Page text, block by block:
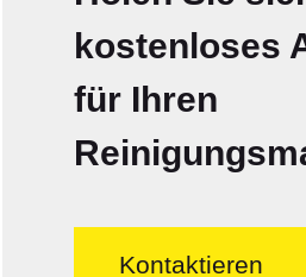
kostenloses
für Ihren
Kontaktieren